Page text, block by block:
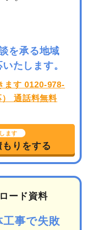
を承る地域
たします。
ます
りをする
ード資料
事で失敗